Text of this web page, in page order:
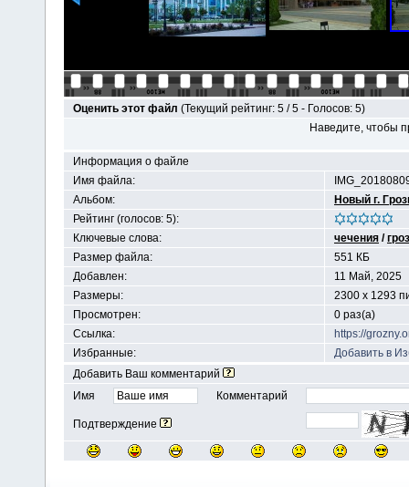
Оценить этот файл (Текущий рейтинг: 5 / 5 - Голосов: 5)
Наведите, чтобы
Информация о файле
Имя файла:
Альбом:
Новый г.
Рейтинг (голосов: 5):
Ключевые слова:
чечения /
Размер файла:
551 КБ
Добавлен:
11 Май, 2025
Размеры:
2300 x 1293
Просмотрен:
0 раз(а)
Ссылка:
https://
Избранные:
Добавить в
Добавить Ваш комментарий
Имя
Комментарий
Подтверждение